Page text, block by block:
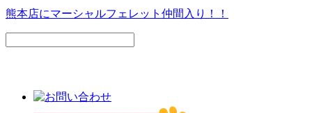
熊本店にマーシャルフェレット仲間入り！！